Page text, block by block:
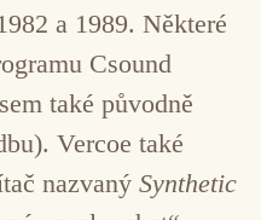
a 1989. Některé
Csound
také původně
Vercoe také
nazvaný Synthetic